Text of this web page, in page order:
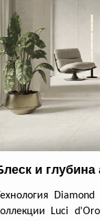
и
Luci